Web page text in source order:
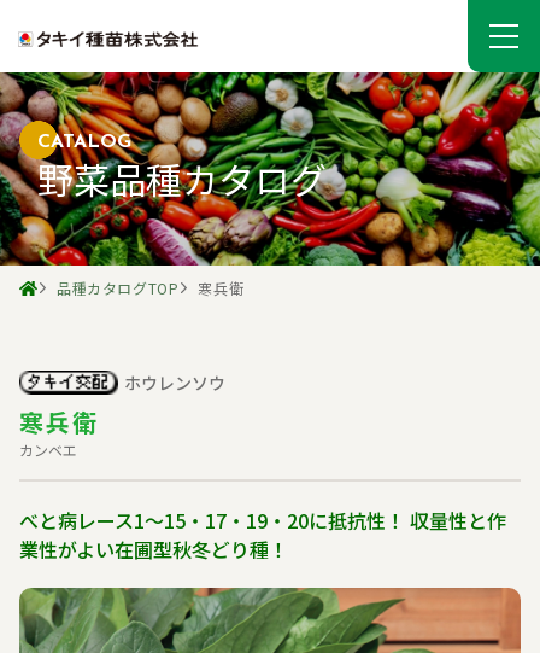
CATALOG
野菜品種カタログ
品種カタログTOP 寒兵衛
寒兵衛
カンベエ
ホウレンソウ
べと病レース1〜15・17・19・20に抵抗性！ 収量性と作
業性がよい在圃型秋冬どり種！